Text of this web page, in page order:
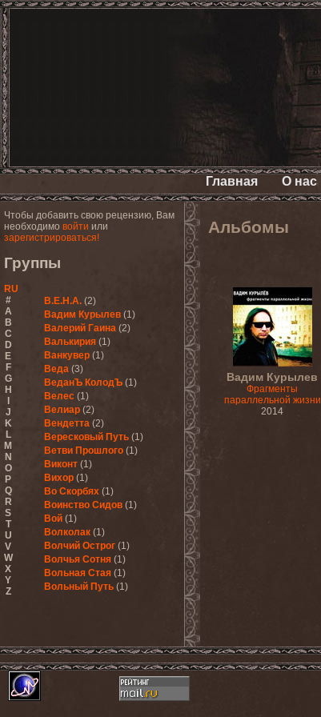
Главная О нас
Чтобы добавить свою рецензию, Вам
необходимо войти или
зарегистрироваться!
Группы
RU
#
A
B
C
D
E
F
G
H
J
K
L
M
N
O
P
Q
R
S
T
U
V
W
X
Y
Z
В.Е.Н.А. (2)
Вадим Курылев (1)
Валерий Гаина (2)
Валькирия (1)
Ванкувер (1)
Веда (3)
ВеданЪ КолодЪ (1)
Велес (1)
Велиар (2)
Вендетта (2)
Вересковый Путь (1)
Ветви Прошлого (1)
Виконт (1)
Вихор (1)
Во Скорбях (1)
Воинство Сидов (1)
Вой (1)
Волколак (1)
Волчий Острог (1)
Волчья Сотня (1)
Вольная Стая (1)
Вольный Путь (1)
Альбомы
Вадим Курылев
Фрагменты
параллельной жизни
2014